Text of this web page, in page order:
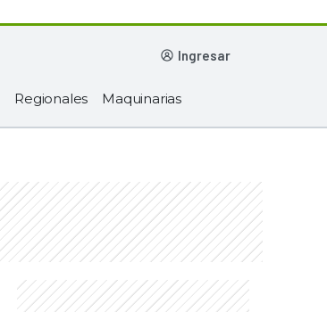
ingresar
Regionales Maquinarias